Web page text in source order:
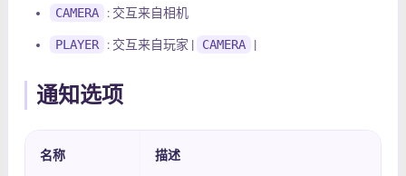
CAMERA : 交互来自相机
PLAYER : 交互来自玩家 | CAMERA |
通知选项
名称 描述